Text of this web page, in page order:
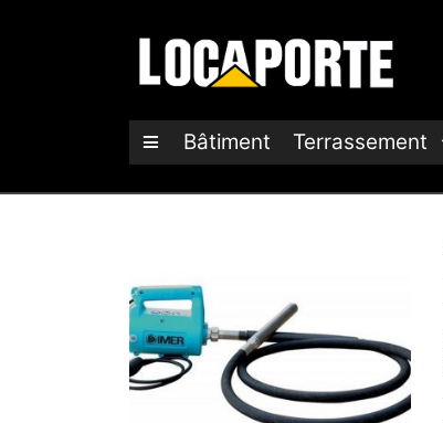
Bâtiment Terrassement